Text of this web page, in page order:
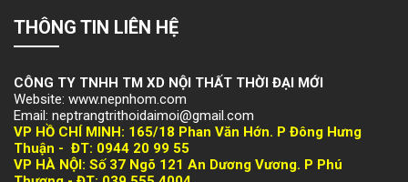
THÔNG TIN LIÊN HỆ
CÔNG TY TNHH TM XD NỘI THẤT THỜI ĐẠI MỚI
Website: www.nepnhom.com
Email: neptrangtrithoidaimoi@gmail.com
VP HỒ CHÍ MINH: 165/18 Phan Văn Hớn. P Đông Hưng
Thuận - ĐT: 0944 20 99 55
VP HÀ NỘI: Số 37 Ngõ 121 An Dương Vương. P Phú